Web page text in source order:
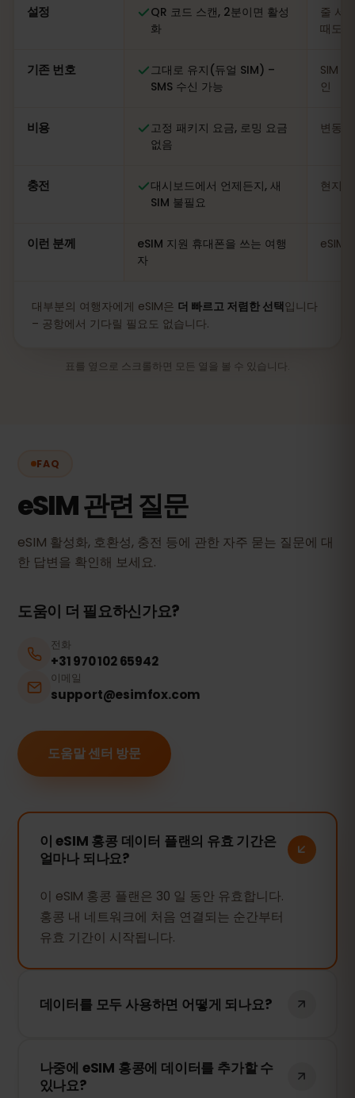
설정
QR 코드 스캔, 2분이면 활성
화
줄 서
때도
기존 번호
그대로 유지(듀얼 SIM) –
SMS 수신 가능
SIM
인
비용
고정 패키지 요금, 로밍 요금
없음
변동
충전
대시보드에서 언제든지, 새
SIM 불필요
현지
이런 분께
eSIM 지원 휴대폰을 쓰는 여행
자
eSIM
대부분의 여행자에게 eSIM은 더 빠르고 저렴한 선택입니다
– 공항에서 기다릴 필요도 없습니다.
표를 옆으로 스크롤하면 모든 열을 볼 수 있습니다.
FAQ
eSIM 관련 질문
eSIM 활성화, 호환성, 충전 등에 관한 자주 묻는 질문에 대
한 답변을 확인해 보세요.
도움이 더 필요하신가요?
전화
+31 970 102 65942
이메일
support@esimfox.com
도움말 센터 방문
이 eSIM 홍콩 데이터 플랜의 유효 기간은
얼마나 되나요?
이 eSIM 홍콩 플랜은 30 일 동안 유효합니다.
홍콩 내 네트워크에 처음 연결되는 순간부터
유효 기간이 시작됩니다.
데이터를 모두 사용하면 어떻게 되나요?
됩니다. eSIMFOX 대시보드에서 간편하게 추
가 데이터를 구매하여 계속 사용할 수 있습
나중에 eSIM 홍콩에 데이터를 추가할 수
있나요?